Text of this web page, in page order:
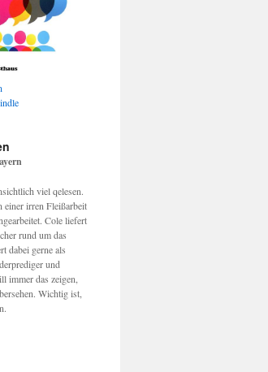
viel qelesen.
einer irren Fleißarbeit
Cole liefert
rund um das
dabei gerne als
und
immer das zeigen,
Wichtig ist,